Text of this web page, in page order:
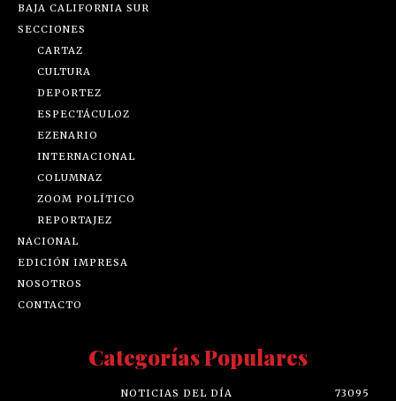
BAJA CALIFORNIA SUR
SECCIONES
CARTAZ
CULTURA
DEPORTEZ
ESPECTÁCULOZ
EZENARIO
INTERNACIONAL
COLUMNAZ
ZOOM POLÍTICO
REPORTAJEZ
NACIONAL
EDICIÓN IMPRESA
NOSOTROS
CONTACTO
Categorías Populares
NOTICIAS DEL DÍA
73095